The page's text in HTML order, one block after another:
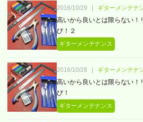
2016/10/29 | ギターメンテナ
高いから良いとは限らない！
び！２
ギターメンテナンス
2016/10/28 | ギターメンテナ
高いから良いとは限らない！
び！
ギターメンテナンス